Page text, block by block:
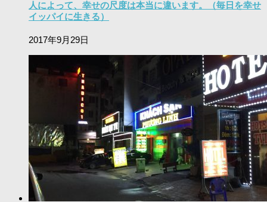
人によって、幸せの尺度は本当に違います。（毎日を幸せ
イッパイに生きる）
2017年9月29日